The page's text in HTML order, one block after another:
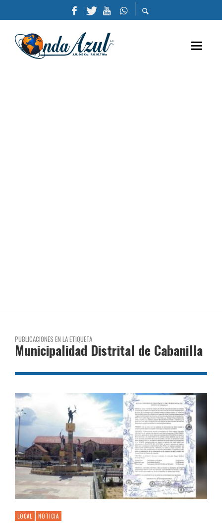
PUBLICACIONES EN LA ETIQUETA
Municipalidad Distrital de Cabanilla
LOCAL NOTICIA